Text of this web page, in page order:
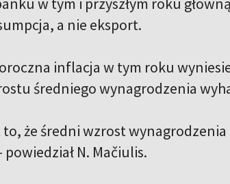
a nie eksport.
inflacja w tym roku
średniego wynagrodzenia
że średni wzrost
N. Mačiulis.